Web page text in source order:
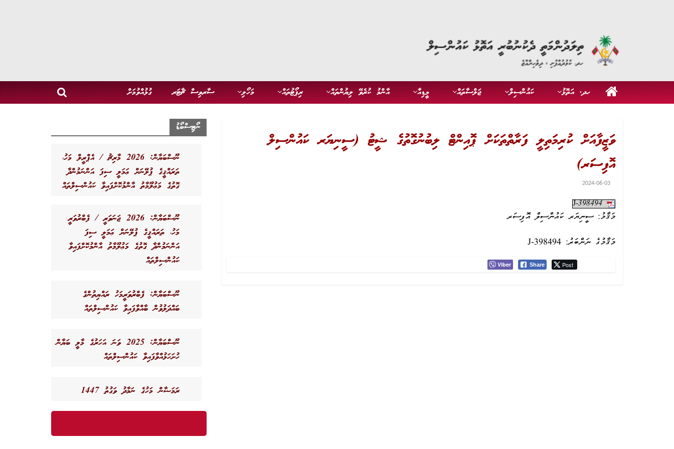
ހދ. އަތޮޅު ކައުންސިލް ޖަލްސާތައް މީޑިއާ އާންމު ކުރެވޭ ލިޔުންތައް ރިޕޯޓުތައް މަހޯލި ސާރވިސް ޗާޓަރ ގުޅުއްވުމަށް
ވަޒީފާއަށް ކުރިމަތިލީ ފަރާތްތަކަށް ޕޮއިންޓް ލިބުނުގޮތުގެ ޝީޓު (ސީނިޔަރ ކައުންސިލް
އޮފިސަރ)
2024-06-03
J-398494
މަޤާމު: ސީނިޔަރ ކައުންސިލް އޮފިސަރ
މަޤާމުގެ ނަންބަރު: J-398494
Viber Share Post
ނޯޓިސްބޯޑު
ނޫސްބަޔާން: 2026 މާރިޗު / އެޕްރީލް މަހު،
ތަރައްޤީގެ ޕުލޭނަށް ޢަމަލީ ސިފަ އަންނަމުންދާ
ގޮތުގެ މަޢުލޫމާތު އާންމުކޮށްފައިވާ ކައުންސިލްތައް
ނޫސްބަޔާން: 2026 ޖަނަވަރީ / ފެބްރުވަރީ
މަހު، ތަރައްޤީގެ ޕުލޭނަށް ޢަމަލީ ސިފަ
އަންނަމުންދާ ގޮތުގެ މަޢުލޫމާތު އާންމުކޮށްފައިވާ
ކައުންސިލްތައް
ނޫސްބަޔާން: ފެބްރުވަރީމަހު ރައްޔިތުންގެ
ބައްދަލުވުން ބާއްވާފައިވާ ކައުންސިލްތައް
ނޫސްބަޔާން: 2025 ވަނަ އަހަރުގެ މާލީ ބަޔާން
ހުށަހަޅުއްވާފައިވާ ކައުންސިލްތައް
ރަމަޟާން މަހުގެ ނަމާދު ވަގުތު 1447